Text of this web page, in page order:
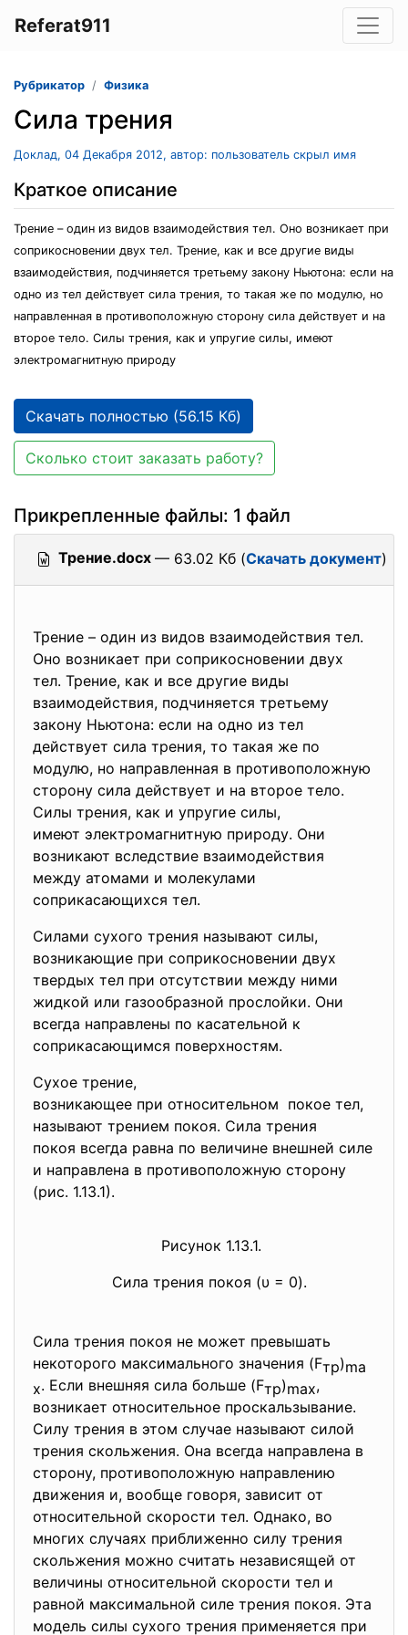
Referat911
Рубрикатор Физика
Сила трения
Доклад, 04 Декабря 2012, автор: пользователь скрыл имя
Краткое описание
Трение – один из видов взаимодействия тел. Оно возникает при
соприкосновении двух тел. Трение, как и все другие виды
взаимодействия, подчиняется третьему закону Ньютона: если на
одно из тел действует сила трения, то такая же по модулю, но
направленная в противоположную сторону сила действует и на
второе тело. Силы трения, как и упругие силы, имеют
электромагнитную природу
Скачать полностью (56.15 Кб)
Сколько стоит заказать работу?
Прикрепленные файлы: 1 файл
Трение.docx — 63.02 Кб (Скачать документ)
Трение – один из видов взаимодействия тел.
Оно возникает при соприкосновении двух
тел. Трение, как и все другие виды
взаимодействия, подчиняется третьему
закону Ньютона: если на одно из тел
действует сила трения, то такая же по
модулю, но направленная в противоположную
сторону сила действует и на второе тело.
Силы трения, как и упругие силы,
имеют электромагнитную природу. Они
возникают вследствие взаимодействия
между атомами и молекулами
соприкасающихся тел.
Силами сухого трения называют силы,
возникающие при соприкосновении двух
твердых тел при отсутствии между ними
жидкой или газообразной прослойки. Они
всегда направлены по касательной к
соприкасающимся поверхностям.
Сухое трение,
возникающее при относительном покое тел,
называют трением покоя. Сила трения
покоя всегда равна по величине внешней силе
и направлена в противоположную сторону
(рис. 1.13.1).
Рисунок 1.13.1.
Сила трения покоя (υ = 0).
Сила трения покоя не может превышать
некоторого максимального значения (Fтр)ma
x. Если внешняя сила больше (Fтр)max,
возникает относительное проскальзывание.
Силу трения в этом случае называют силой
трения скольжения. Она всегда направлена в
сторону, противоположную направлению
движения и, вообще говоря, зависит от
относительной скорости тел. Однако, во
многих случаях приближенно силу трения
скольжения можно считать независящей от
величины относительной скорости тел и
равной максимальной силе трения покоя. Эта
модель силы сухого трения применяется при